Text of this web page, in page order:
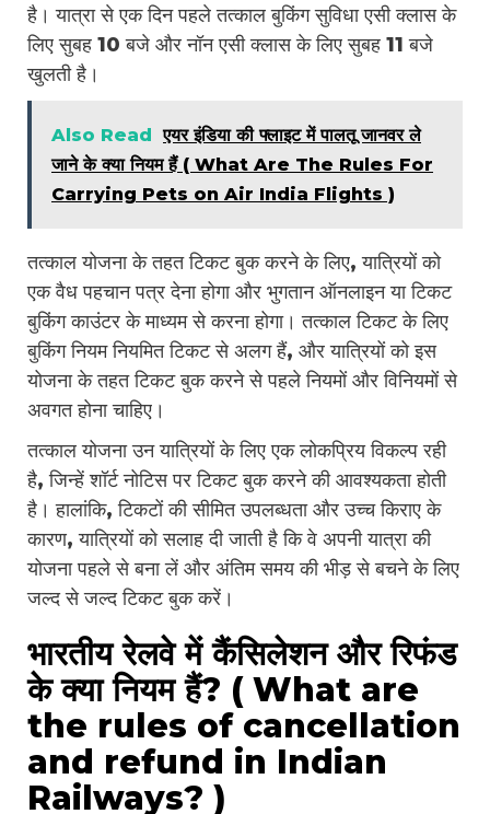
है। यात्रा से एक दिन पहले तत्काल बुकिंग सुविधा एसी क्लास के
लिए सुबह 10 बजे और नॉन एसी क्लास के लिए सुबह 11 बजे
खुलती है।
Also Read एयर इंडिया की फ्लाइट में पालतू जानवर ले
जाने के क्या नियम हैं ( What Are The Rules For
Carrying Pets on Air India Flights )
तत्काल योजना के तहत टिकट बुक करने के लिए, यात्रियों को
एक वैध पहचान पत्र देना होगा और भुगतान ऑनलाइन या टिकट
बुकिंग काउंटर के माध्यम से करना होगा। तत्काल टिकट के लिए
बुकिंग नियम नियमित टिकट से अलग हैं, और यात्रियों को इस
योजना के तहत टिकट बुक करने से पहले नियमों और विनियमों से
अवगत होना चाहिए।
तत्काल योजना उन यात्रियों के लिए एक लोकप्रिय विकल्प रही
है, जिन्हें शॉर्ट नोटिस पर टिकट बुक करने की आवश्यकता होती
है। हालांकि, टिकटों की सीमित उपलब्धता और उच्च किराए के
कारण, यात्रियों को सलाह दी जाती है कि वे अपनी यात्रा की
योजना पहले से बना लें और अंतिम समय की भीड़ से बचने के लिए
जल्द से जल्द टिकट बुक करें।
भारतीय रेलवे में कैंसिलेशन और रिफंड
के क्या नियम हैं? ( What are
the rules of cancellation
and refund in Indian
Railways? )